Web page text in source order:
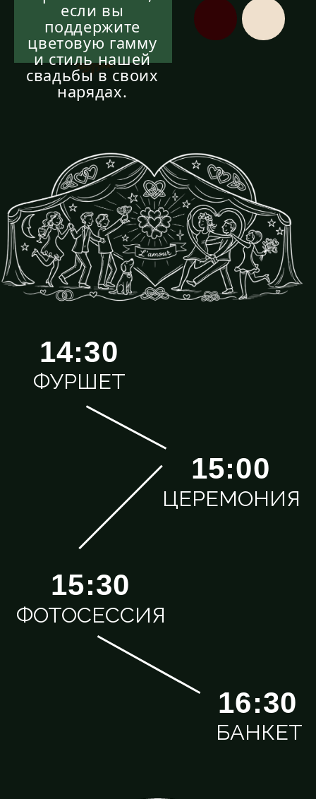
БАНКЕТ
15:30
ФОТОСЕССИЯ
гостей подарят
нам незабываемое
счастье в этот
день, а пожелания
в конвертах
помогут
осуществить
Подарки
Save the date